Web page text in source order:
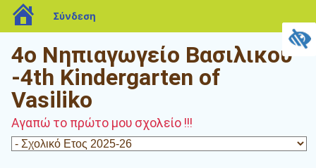
4o Νηπιαγωγείο Βασιλικού
-4th Kindergarten of
Vasiliko
Αγαπώ το πρώτο μου σχολείο !!!
blogs.sch.gr
Σύνδεση